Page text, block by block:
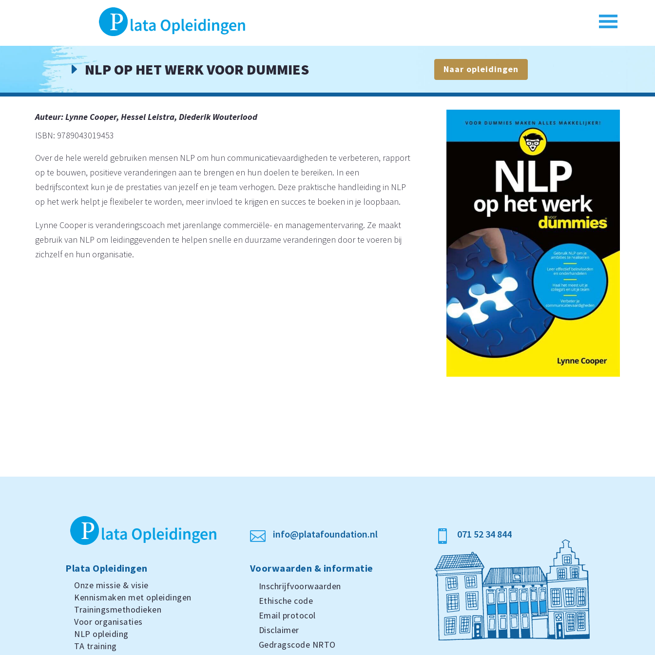
ENLP OP HET WERK VOOR DUMMIES Naar opleidingen
Auteur:Lynne Cooper, Hessel Leistra, Diederik Wouterlood
ISBN: 9789043019453
Over de hele wereld gebruiken mensen NLP om hun communicatievaardigheden te verbeteren, rapport
op te bouwen, positieve veranderingen aan te brengen en hun doelen te bereiken. In een
bedrijfscontext kun je de prestaties van jezelf en je team verhogen. Deze praktische handleiding in NLP
op het werk helpt je flexibeler te worden, meer invloed te krijgen en succes te boeken in je loopbaan.
Lynne Cooper is veranderingscoach met jarenlange commerciële- en managementervaring. Ze maakt
gebruik van NLP om leidinggevenden te helpen snelle en duurzame veranderingen door te voeren bij
zichzelf en hun organisatie.
 info@platafoundation.nl  071 52 34 844
Plata Opleidingen
Onze missie & visie
Kennismaken met opleidingen
Trainingsmethodieken
Voor organisaties
NLP opleiding
TA training
Voorwaarden & informatie
Inschrijfvoorwaarden
Ethische code
Email protocol
Disclaimer
Gedragscode NRTO